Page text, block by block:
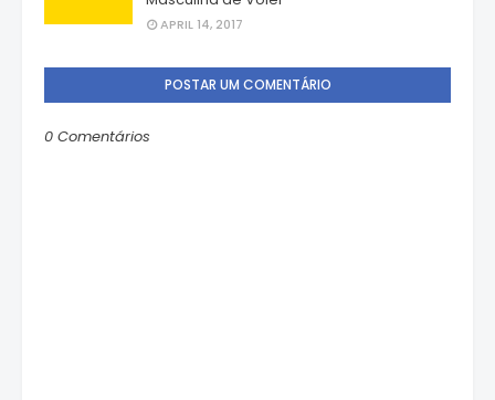
APRIL 14, 2017
POSTAR UM COMENTÁRIO
0 Comentários